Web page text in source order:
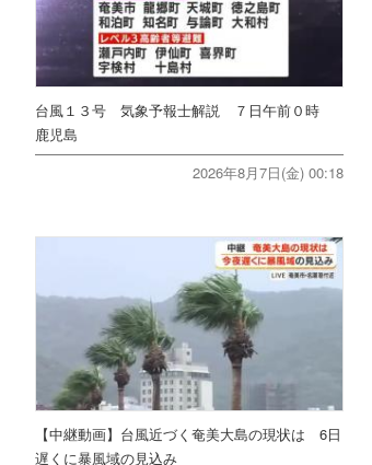
台風１３号 気象予報士解説 ７日午前０時
鹿児島
2026年8月7日(金) 00:18
【中継動画】台風近づく奄美大島の現状は 6日
遅くに暴風域の見込み